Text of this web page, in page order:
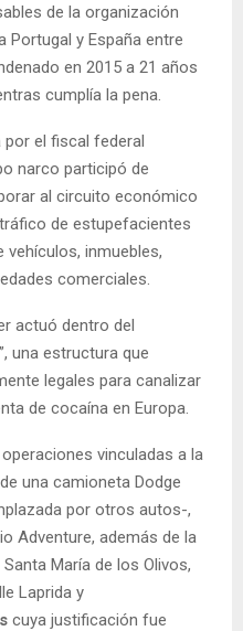
de la organización
Portugal y España entre
en 2015 a 21 años
cumplía la pena.
por el fiscal federal
narco participó de
al circuito económico
de estupefacientes
vehículos, inmuebles,
comerciales.
actuó dentro del
una estructura que
legales para canalizar
de cocaína en Europa.
vinculadas a la
una camioneta Dodge
por otros autos-,
Adventure, además de la
María de los Olivos,
Laprida y
cuya justificación fue